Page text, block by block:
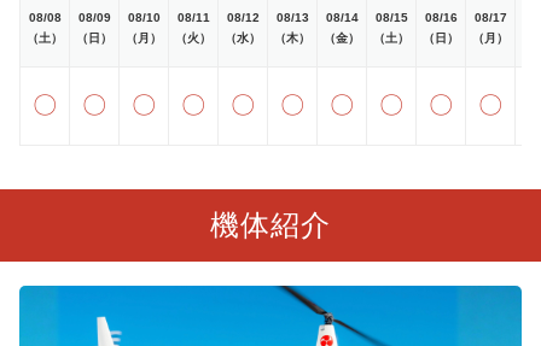
08/08
（土）
08/09
（日）
08/10
（月）
08/11
（火）
08/12
（水）
08/13
（木）
08/14
（金）
08/15
（土）
08/16
（日）
08/17
（月）
〇 〇 〇 〇 〇 〇 〇 〇 〇 〇
機体紹介